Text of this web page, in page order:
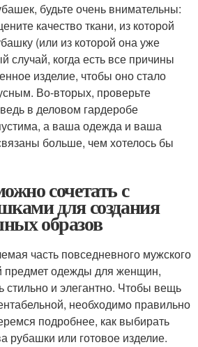
будьте очень внимательны:
качество ткани, из которой
(или из которой она уже
случай, когда есть все причины
изделие, чтобы оно стало
Во‑вторых, проверьте
в деловом гардеробе
а ваша одежда и ваша
больше, чем хотелось бы
сочетать с
для создания
образов
часть повседневного мужского
предмет одежды для женщин,
и элегантно. Чтобы вещь
необходимо правильно
подробнее, как выбирать
рубашки или готовое изделие.